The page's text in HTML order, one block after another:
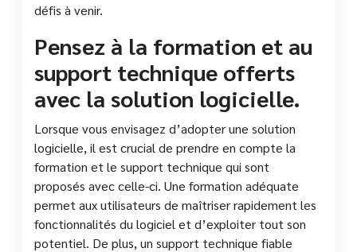
défis à venir.
Pensez à la formation et au
support technique offerts
avec la solution logicielle.
Lorsque vous envisagez d’adopter une solution
logicielle, il est crucial de prendre en compte la
formation et le support technique qui sont
proposés avec celle-ci. Une formation adéquate
permet aux utilisateurs de maîtriser rapidement les
fonctionnalités du logiciel et d’exploiter tout son
potentiel. De plus, un support technique fiable